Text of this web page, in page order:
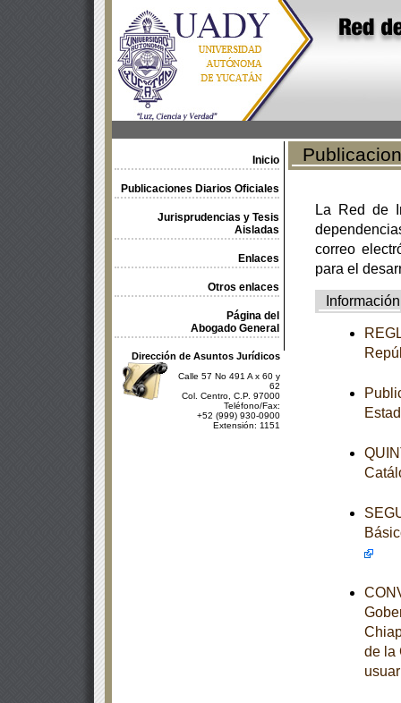
Inicio
Publicaciones Diarios Oficiales
Jurisprudencias y Tesis
Aisladas
Enlaces
Otros enlaces
Página del
Abogado General
Dirección de Asuntos Jurídicos
Calle 57 No 491 A x 60 y
62
Col. Centro, C.P. 97000
Teléfono/Fax:
+52 (999) 930-0900
Extensión: 1151
La Red de
correo
para el
Información
de la